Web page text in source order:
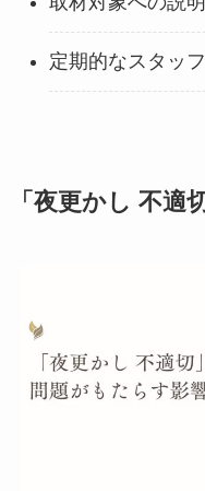
定期的なスタッ
「夜更かし 不適